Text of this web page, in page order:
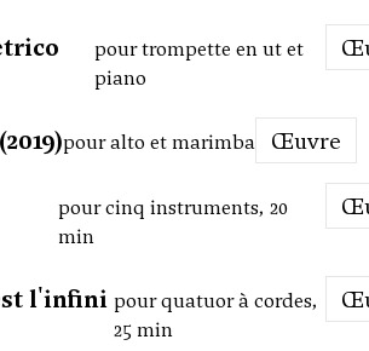
pour trompette en ut et
piano
pour alto et marimba Œuvre
pour cinq instruments, 20
min
l'infini pour quatuor à cordes,
25 min